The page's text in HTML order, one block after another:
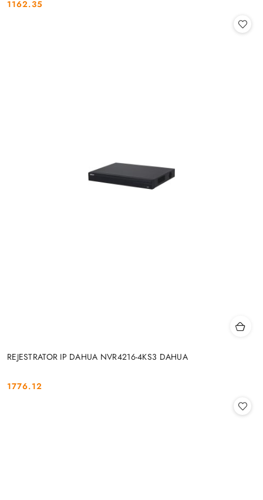
Cena:
1162.35
REJESTRATOR IP DAHUA NVR4216-4KS3 DAHUA
Cena:
1776.12